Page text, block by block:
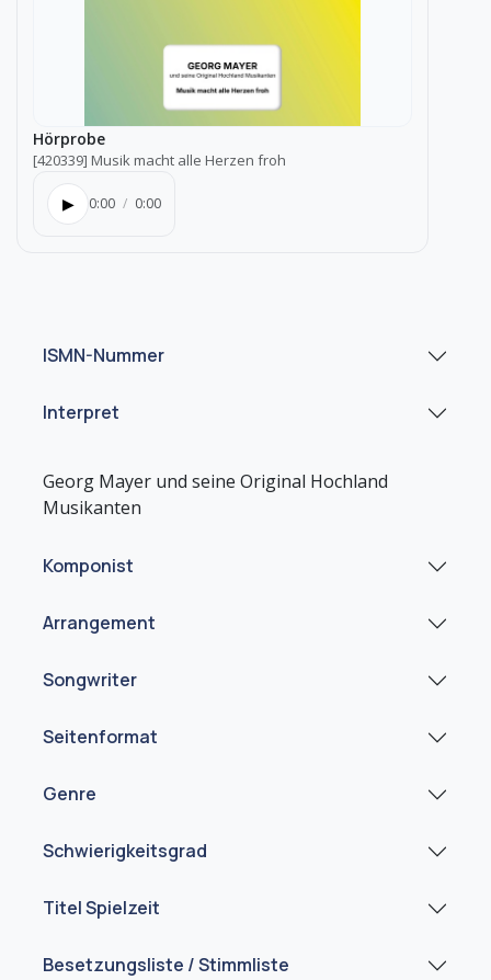
Hörprobe
[420339] Musik macht alle Herzen froh
▶ 0:00 / 0:00
ISMN-Nummer
Interpret
Georg Mayer und seine Original Hochland
Komponist
Arrangement
Songwriter
Seitenformat
Genre
Schwierigkeitsgrad
Titel Spielzeit
Besetzungsliste / Stimmliste